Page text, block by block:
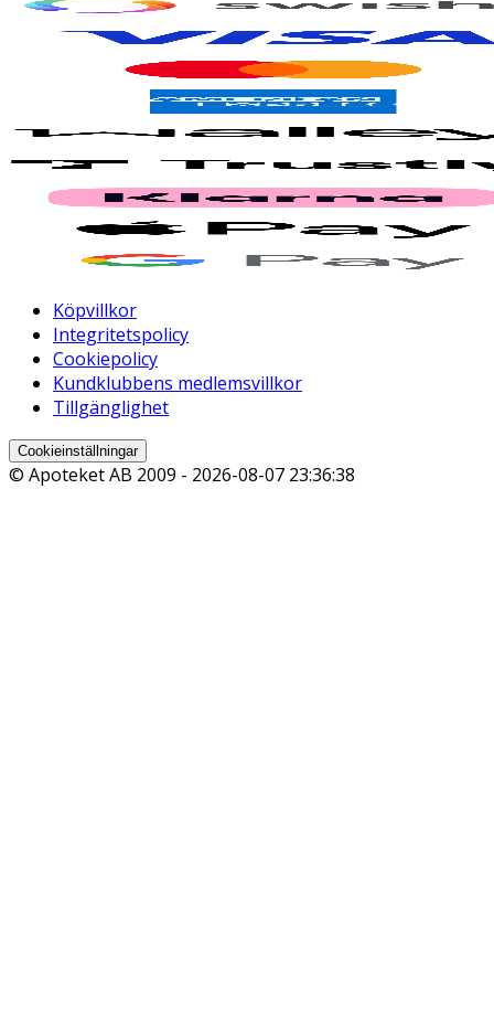
Köpvillkor
Integritetspolicy
Cookiepolicy
Kundklubbens medlemsvillkor
Tillgänglighet
Cookieinställningar
© Apoteket AB 2009 - 2026-08-07 23:36:38